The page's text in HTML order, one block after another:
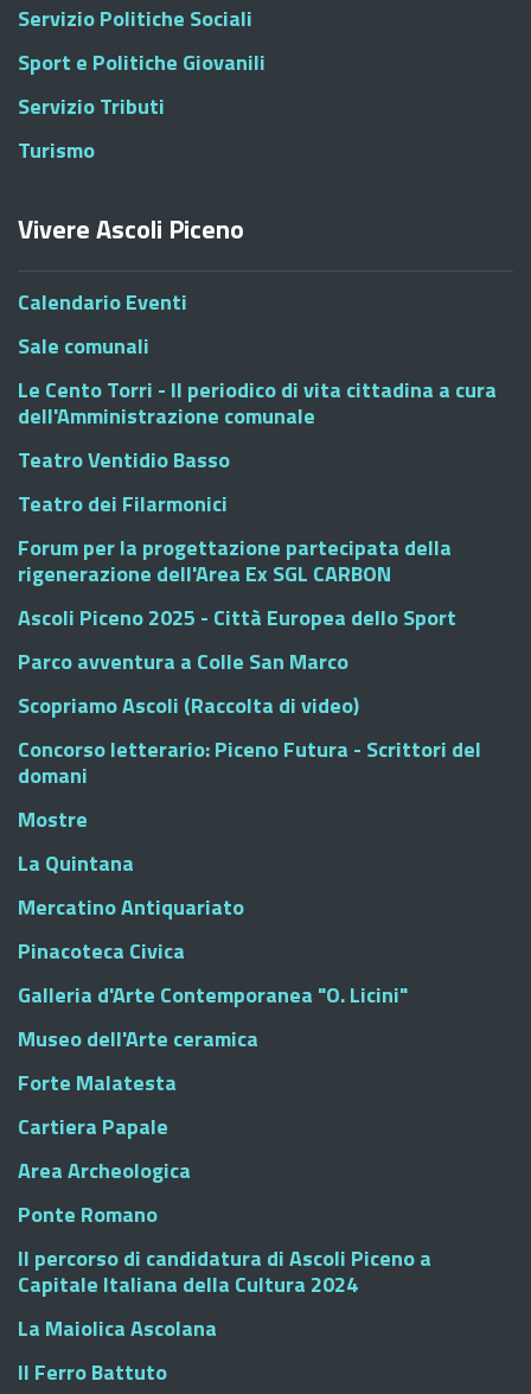
Servizio Politiche Sociali
Sport e Politiche Giovanili
Servizio Tributi
Turismo
Vivere Ascoli Piceno
Calendario Eventi
Sale comunali
Le Cento Torri - Il periodico di vita cittadina a cura
dell'Amministrazione comunale
Teatro Ventidio Basso
Teatro dei Filarmonici
Forum per la progettazione partecipata della
rigenerazione dell'Area Ex SGL CARBON
Ascoli Piceno 2025 - Città Europea dello Sport
Parco avventura a Colle San Marco
Scopriamo Ascoli (Raccolta di video)
Concorso letterario: Piceno Futura - Scrittori del
domani
Mostre
La Quintana
Mercatino Antiquariato
Pinacoteca Civica
Galleria d'Arte Contemporanea "O. Licini"
Museo dell'Arte ceramica
Forte Malatesta
Cartiera Papale
Area Archeologica
Ponte Romano
Il percorso di candidatura di Ascoli Piceno a
Capitale Italiana della Cultura 2024
La Maiolica Ascolana
Il Ferro Battuto